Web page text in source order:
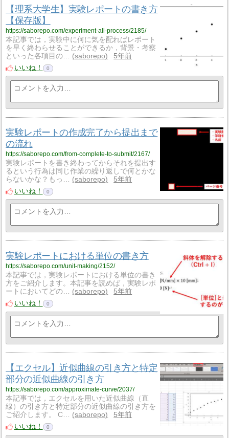
【理系大学生】実験レポートの書き方
【保存版】
https://saborepo.com/experiment-all-process/2185/
本記事では，実験中に何に気を配ればレポート
を早く終わらせることができるか，背景・考察
といった各項目の…
saborepo
5年前
いいね！
0
実験レポートの作成完了から提出まで
の流れ
https://saborepo.com/from-complete-to-submit/2167/
実験レポートを書き終わってからそれを提出す
るという行為は同じ作業の繰り返しで何とかな
らないかな？もっ…
saborepo
5年前
いいね！
0
実験レポートにおける単位の書き方
https://saborepo.com/unit-making/2152/
本記事では，実験レポートにおける単位の書き
方をご紹介します。本記事を読めば，実験レポ
ートにおいてどの…
saborepo
5年前
いいね！
0
【エクセル】近似曲線の引き方と特定
部分の近似曲線の引き方
https://saborepo.com/approximate-curve/2037/
本記事では，エクセルを用いた近似曲線（直
線）の引き方と特定部分の近似曲線の引き方を
ご紹介します。 C…
saborepo
5年前
いいね！
0